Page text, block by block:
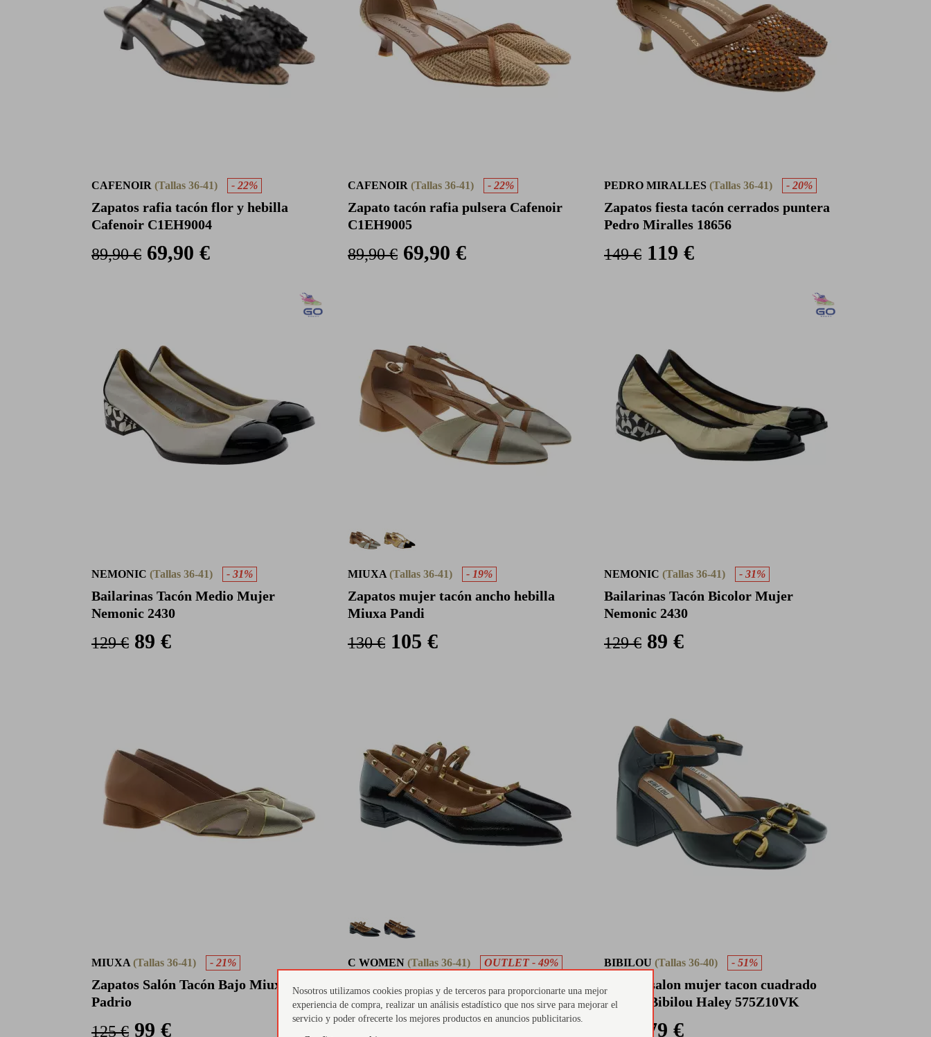
CAFENOIR (Tallas 36-41) - 22%
Zapatos rafia tacón flor y hebilla
Cafenoir C1EH9004
89,90 € 69,90 €
CAFENOIR (Tallas 36-41) - 22%
Zapato tacón rafia pulsera Cafenoir
C1EH9005
89,90 € 69,90 €
PEDRO MIRALLES (Tallas 36-41) - 20%
Zapatos fiesta tacón cerrados puntera
Pedro Miralles 18656
149 € 119 €
NEMONIC (Tallas 36-41) - 31%
Bailarinas Tacón Medio Mujer
Nemonic 2430
129 € 89 €
MIUXA (Tallas 36-41) - 19%
Zapatos mujer tacón ancho hebilla
Miuxa Pandi
130 € 105 €
NEMONIC (Tallas 36-41) - 31%
Bailarinas Tacón Bicolor Mujer
Nemonic 2430
129 € 89 €
MIUXA (Tallas 36-41) - 21%
Zapatos Salón Tacón Bajo Miuxa
Padrio
125 € 99 €
C WOMEN (Tallas 36-41) OUTLET - 49%
Zapato Mujer Charol Hebilla Carrilé
Woman Tachuelas S-3922
69 €
BIBILOU (Tallas 36-40) - 51%
Zapato salon mujer tacon cuadrado
estribo Bibilou Haley 575Z10VK
79 €
Nosotros utilizamos cookies propias y de terceros para proporcionarte una mejor
experiencia de compra, realizar un análisis estadístico que nos sirve para mejorar el
servicio y poder ofrecerte los mejores productos en anuncios publicitarios.